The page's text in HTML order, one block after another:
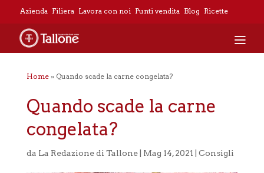
Azienda Filiera Lavora con noi Punti vendita Blog Ricette
Home» Quando scade la carne congelata?
Quando scade la carne
congelata?
da La Redazione di Tallone| Mag 14, 2021 Consigli